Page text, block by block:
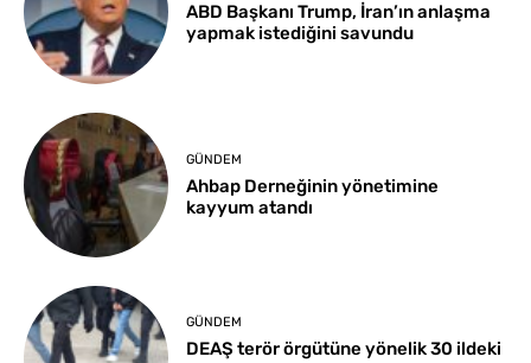
ABD Başkanı Trump, İran’ın anlaşma
yapmak istediğini savundu
GÜNDEM
Ahbap Derneğinin yönetimine
kayyum atandı
GÜNDEM
DEAŞ terör örgütüne yönelik 30 ildeki